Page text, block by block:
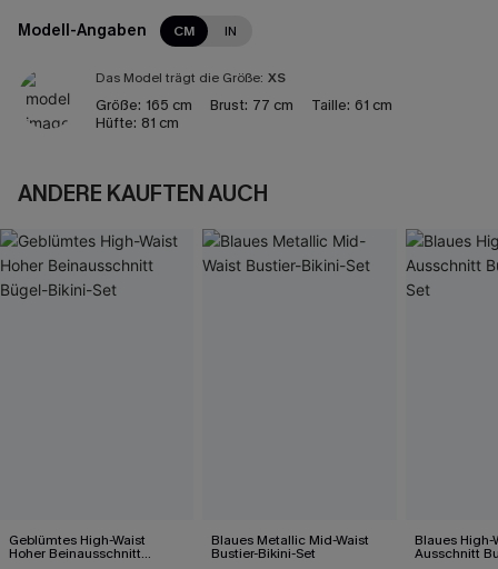
Modell-Angaben CM IN
Das Model trägt die Größe: XS
Größe: 165 cm Brust: 77 cm Taille: 61 cm
Hüfte: 81 cm
ANDERE KAUFTEN AUCH
Geblümtes High-Waist
Hoher Beinausschnitt
Blaues Metallic Mid-Waist
Bustier-Bikini-Set
Blaues High-
Ausschnitt